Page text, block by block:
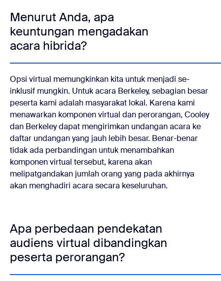
Menurut Anda, apa
keuntungan mengadakan
acara hibrida?
Opsi virtual memungkinkan kita untuk menjadi se-
inklusif mungkin. Untuk acara Berkeley, sebagian besar
peserta kami adalah masyarakat lokal. Karena kami
menawarkan komponen virtual dan perorangan, Cooley
dan Berkeley dapat mengirimkan undangan acara ke
daftar undangan yang jauh lebih besar. Benar-benar
tidak ada perbandingan untuk menambahkan
komponen virtual tersebut, karena akan
melipatgandakan jumlah orang yang pada akhirnya
akan menghadiri acara secara keseluruhan.
Apa perbedaan pendekatan
audiens virtual dibandingkan
peserta perorangan?